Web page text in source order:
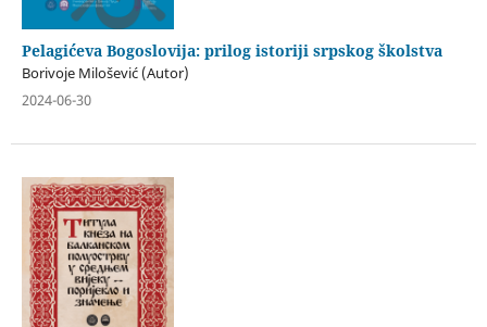
Pelagićeva Bogoslovija: prilog istoriji srpskog školstva
Borivoje Milošević (Autor)
2024-06-30